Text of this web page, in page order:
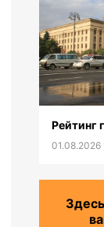
Рейтинг
01.08.2026